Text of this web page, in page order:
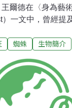
爾德在〈身為藝
）一文中，曾經提
」近來我常想，
，卻能提出好政
魚網的土地上，
也不再思考該如
科技園區。而是
蜘蛛 生物簡介